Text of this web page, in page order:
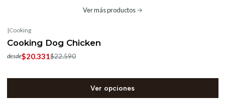
Ver más productos
|Cooking
Cooking Dog Chicken
desde$20.331$22.590
Ver opciones